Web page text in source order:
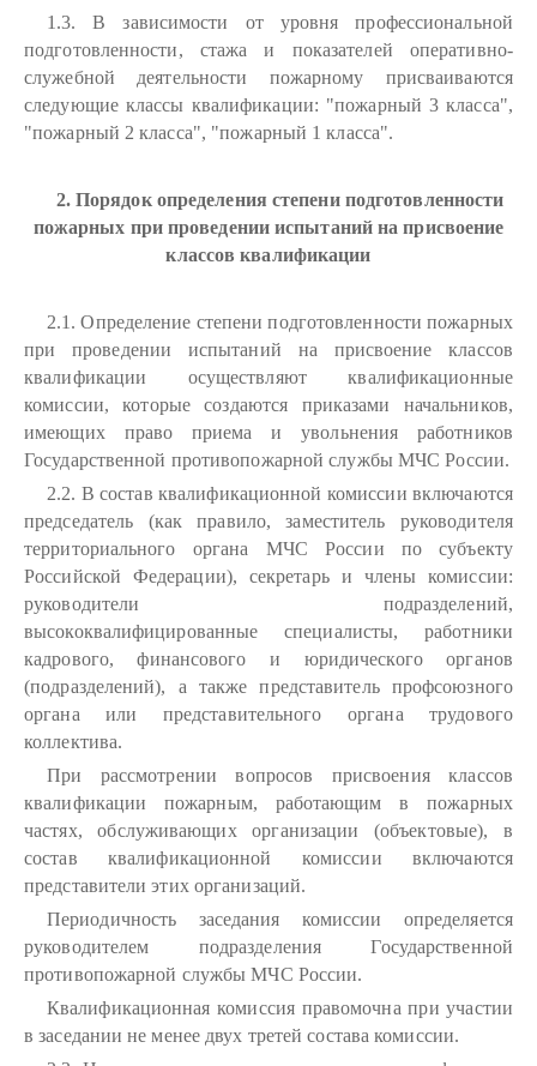
1.3. В зависимости от уровня профессиональной
подготовленности, стажа и показателей оперативно-
служебной деятельности пожарному присваиваются
следующие классы квалификации: "пожарный 3 класса",
"пожарный 2 класса", "пожарный 1 класса".
2. Порядок определения степени подготовленности
пожарных при проведении испытаний на присвоение
классов квалификации
2.1. Определение степени подготовленности пожарных
при проведении испытаний на присвоение классов
квалификации осуществляют квалификационные
комиссии, которые создаются приказами начальников,
имеющих право приема и увольнения работников
Государственной противопожарной службы МЧС России.
2.2. В состав квалификационной комиссии включаются
председатель (как правило, заместитель руководителя
территориального органа МЧС России по субъекту
Российской Федерации), секретарь и члены комиссии:
руководители подразделений,
высококвалифицированные специалисты, работники
кадрового, финансового и юридического органов
(подразделений), а также представитель профсоюзного
органа или представительного органа трудового
коллектива.
При рассмотрении вопросов присвоения классов
квалификации пожарным, работающим в пожарных
частях, обслуживающих организации (объектовые), в
состав квалификационной комиссии включаются
представители этих организаций.
Периодичность заседания комиссии определяется
руководителем подразделения Государственной
противопожарной службы МЧС России.
Квалификационная комиссия правомочна при участии
в заседании не менее двух третей состава комиссии.